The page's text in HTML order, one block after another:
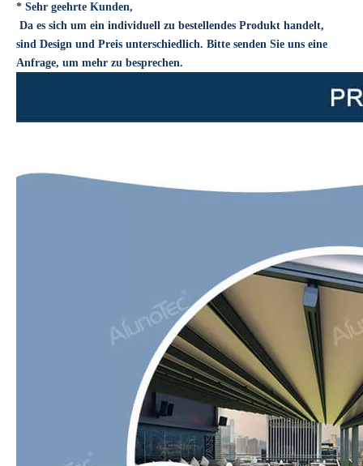
* Sehr geehrte Kunden,
Da es sich um ein individuell zu bestellendes Produkt handelt,
sind Design und Preis unterschiedlich. Bitte senden Sie uns eine
Anfrage, um mehr zu besprechen.